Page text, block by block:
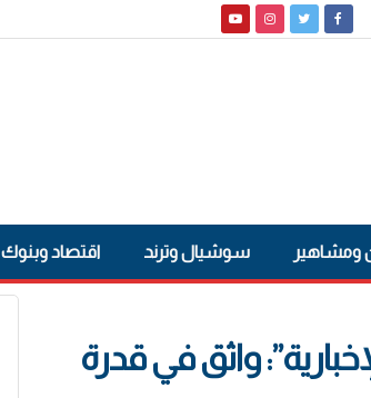
ومشاهير سوشيال وترند اقتصاد وبنوك
واثق في قدرة